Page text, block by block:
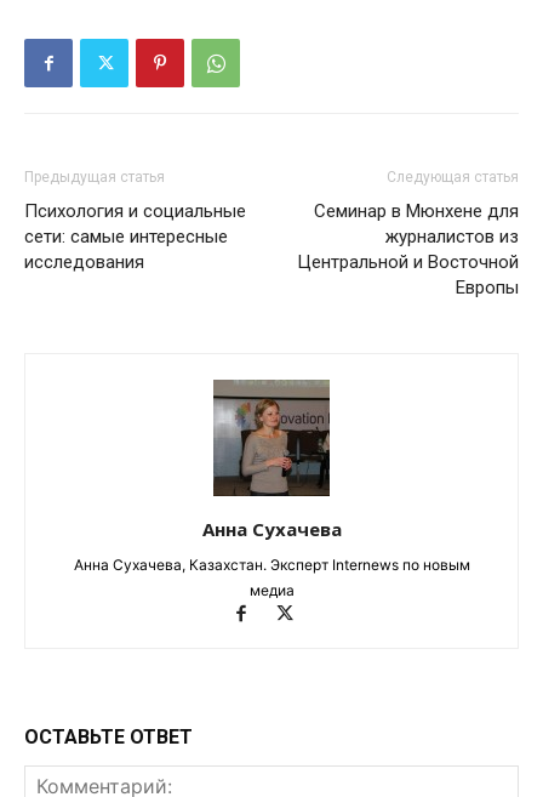
Предыдущая статья
Психология и социальные
сети: самые интересные
исследования
Следующая статья
Семинар в Мюнхене для
журналистов из
Центральной и Восточной
Европы
Анна Сухачева
Анна Сухачева, Казахстан. Эксперт Internews по новым
медиа
ОСТАВЬТЕ ОТВЕТ